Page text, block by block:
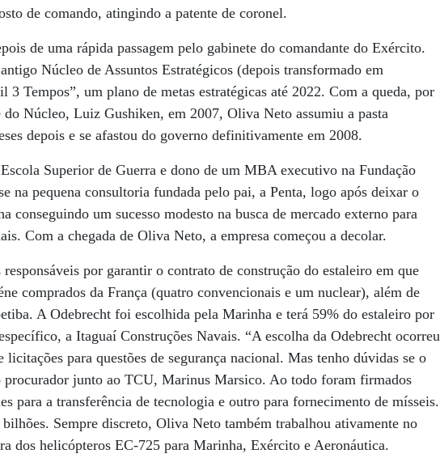
de comando, atingindo a patente de coronel.
de uma rápida passagem pelo gabinete do comandante do Exército.
Núcleo de Assuntos Estratégicos (depois transformado em
3 Tempos”, um plano de metas estratégicas até 2022. Com a queda, por
Núcleo, Luiz Gushiken, em 2007, Oliva Neto assumiu a pasta
depois e se afastou do governo definitivamente em 2008.
Superior de Guerra e dono de um MBA executivo na Fundação
na pequena consultoria fundada pelo pai, a Penta, logo após deixar o
conseguindo um sucesso modesto na busca de mercado externo para
Com a chegada de Oliva Neto, a empresa começou a decolar.
por garantir o contrato de construção do estaleiro em que
comprados da França (quatro convencionais e um nuclear), além de
A Odebrecht foi escolhida pela Marinha e terá 59% do estaleiro por
a Itaguaí Construções Navais. “A escolha da Odebrecht ocorreu
licitações para questões de segurança nacional. Mas tenho dúvidas se o
procurador junto ao TCU, Marinus Marsico. Ao todo foram firmados
para a transferência de tecnologia e outro para fornecimento de mísseis.
Sempre discreto, Oliva Neto também trabalhou ativamente no
dos helicópteros EC-725 para Marinha, Exército e Aeronáutica.